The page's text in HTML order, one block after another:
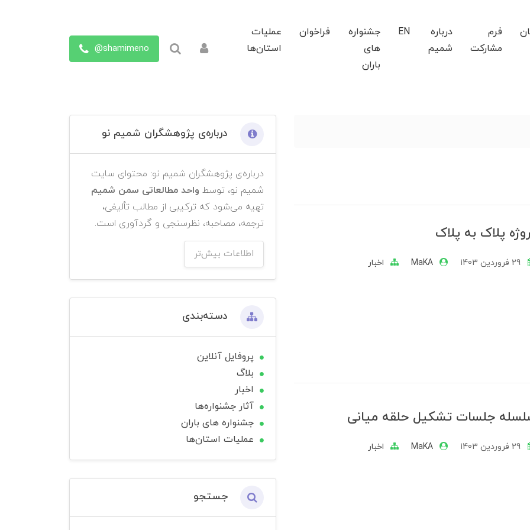
فرم
مشارکت
درباره
شمیم
EN
جشنواره
های
باران
فراخوان
عملیات
استان‌ها
shamimeno@
پلاک به پلاک
MaKA اخبار
جلسات تشکیل حلقه میانی
MaKA اخبار
درباره‌ی پژوهشگران شمیم نو
درباره‌ی پژوهشگران شمیم نو: محتوای سایت
شمیم نو، توسط واحد مطالعاتی سمن شمیم
تهیه می‌شود که ترکیبی از مطالب تألیفی،
ترجمه، مصاحبه، نظرسنجی و گردآوری است.
اطلاعات بیش‌تر
دسته‌بندی
پروفایل آنلاین
بلاگ
اخبار
آثار جشنواره‌ها
جشنواره های باران
عملیات استان‌ها
جستجو